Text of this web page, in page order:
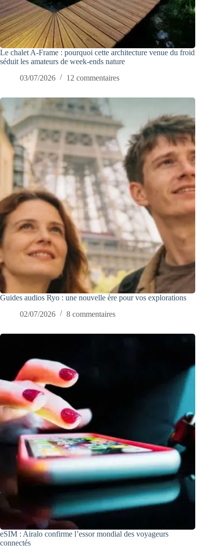
Le chalet A-Frame : pourquoi cette architecture venue du froid
séduit les amateurs de week-ends nature
03/07/2026
12 commentaires
Guides audios Ryo : une nouvelle ère pour vos explorations
02/07/2026
8 commentaires
eSIM : Airalo confirme l’essor mondial des voyageurs
connectés